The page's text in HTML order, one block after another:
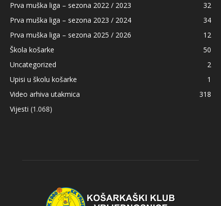
Prva muška liga – sezona 2022 / 2023
32
Prva muška liga – sezona 2023 / 2024
34
Prva muška liga – sezona 2025 / 2026
12
Škola košarke
50
Uncategorized
2
Upisi u školu košarke
1
Video arhiva utakmica
318
Vijesti (1.068)